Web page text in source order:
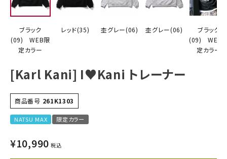
ブラック
(09) WEB限
定カラー
レッド(35) 杢グレー(06) 杢グレー(06)
ブラック
(09) WEB
定カラー
[Karl Kani] I♥Kani トレーナー
商品番号 261K1303
NATSU MAX 限定カラー
¥10,990 税込